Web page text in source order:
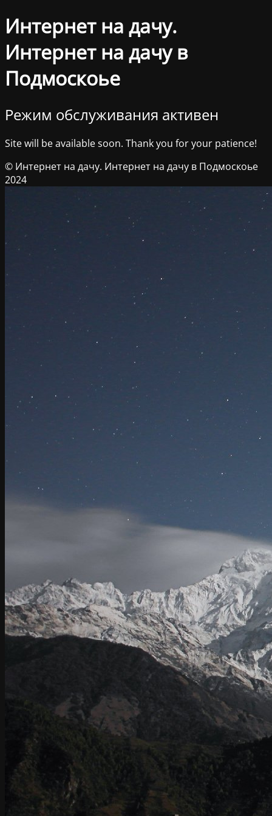
Интернет на дачу.
Интернет на дачу в
Подмоскоье
Режим обслуживания активен
Site will be available soon. Thank you for your patience!
© Интернет на дачу. Интернет на дачу в Подмоскоье
2024